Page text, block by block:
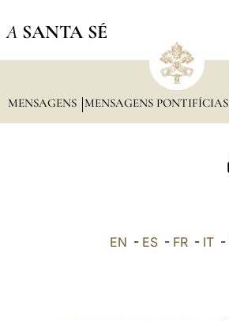
A SANTA SÉ
MENSAGENS MENSAGENS PONTIFÍCIAS
EN - ES- FR- IT-